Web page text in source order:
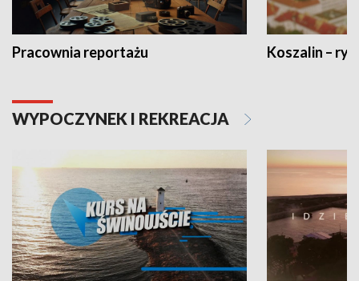
Pracownia reportażu Koszalin –
WYPOCZYNEK I REKREACJA